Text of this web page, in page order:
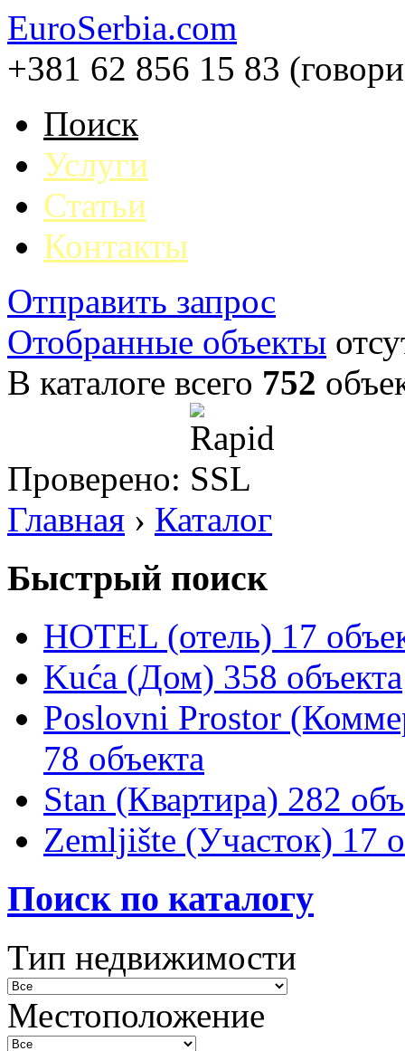
EuroSerbia.com
+381 62 856 15 83
Поиск
Услуги
Статьи
Контакты
Отправить запрос
Отобранные объекты
В каталоге всего 752
Проверено:
Главная › Каталог
Быстрый поиск
HOTEL (отель) 17
Kuća (Дом) 358 объекта
Poslovni Prostor
78 объекта
Stan (Квартира) 282
Zemljište (Участок) 17
Поиск по каталогу
Тип недвижимости
Местоположение